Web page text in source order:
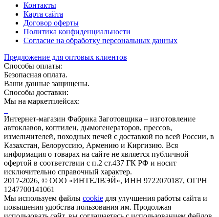
Контакты
Карта сайта
Договор оферты
Политика конфиденциальности
Согласие на обработку персональных данных
Предложение для оптовых клиентов
Способы оплаты:
Безопасная оплата.
Ваши данные защищены.
Способы доставки:
Мы на маркетплейсах:
Интернет-магазин Фабрика Заготовщика – изготовление
автоклавов, коптилен, дымогенераторов, прессов,
измельчителей, походных печей с доставкой по всей России, в
Казахстан, Белоруссию, Армению и Киргизию. Вся
информация о товарах на сайте не является публичной
офертой в соответствии с п.2 ст.437 ГК РФ и носит
исключительно справочный характер.
2017-2026, © ООО «ИНТЕЛВЭЙ», ИНН 9722070187, ОГРН
1247700141061
Мы используем файлы cookie для улучшения работы сайта и
повышения удобства пользования им. Продолжая